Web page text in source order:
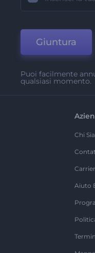
Giuntura
Puoi facilmente
qualsiasi momento.
Chi
Aiuto